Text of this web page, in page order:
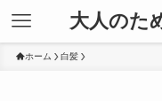
大人のた
ホーム 白髪